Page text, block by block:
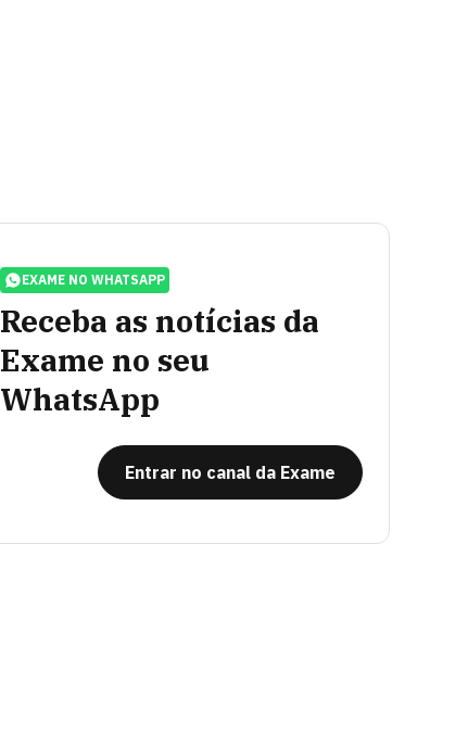
EXAME NO WHATSAPP
Receba as notícias da
Exame no seu
WhatsApp
Entrar no canal da Exame